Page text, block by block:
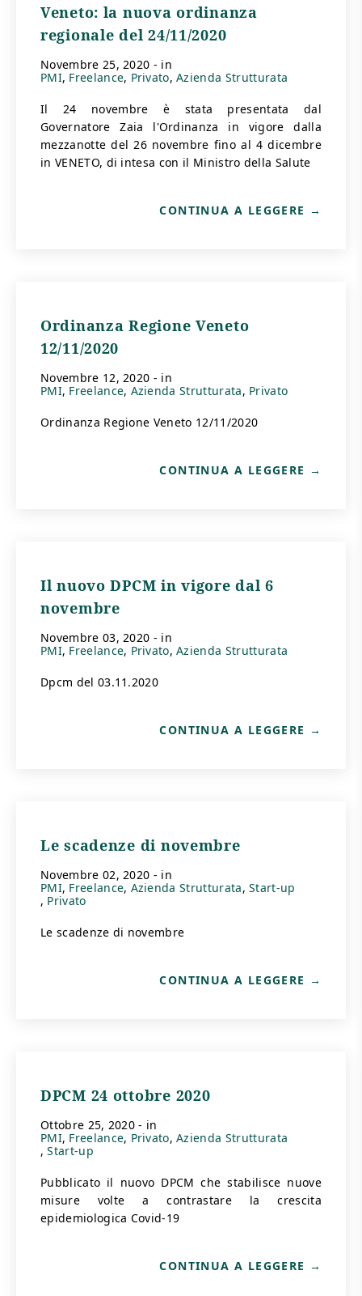
Veneto: la nuova ordinanza
regionale del 24/11/2020
novembre 25, 2020 - in
PMI Freelance Privato Azienda Strutturata
Il 24 novembre è stata presentata dal
Governatore Zaia l'Ordinanza in vigore dalla
mezzanotte del 26 novembre fino al 4 dicembre
in VENETO, di intesa con il Ministro della Salute
CONTINUA A LEGGERE
Ordinanza Regione Veneto
12/11/2020
novembre 12, 2020 - in
PMI Freelance Azienda Strutturata Privato
Ordinanza Regione Veneto 12/11/2020
CONTINUA A LEGGERE
Il nuovo DPCM in vigore dal 6
novembre
novembre 03, 2020 - in
PMI Freelance Privato Azienda Strutturata
Dpcm del 03.11.2020
CONTINUA A LEGGERE
Le scadenze di novembre
novembre 02, 2020 - in
PMI Freelance Azienda Strutturata Start-up
Privato
Le scadenze di novembre
CONTINUA A LEGGERE
DPCM 24 ottobre 2020
ottobre 25, 2020 - in
PMI Freelance Privato Azienda Strutturata
Start-up
Pubblicato il nuovo DPCM che stabilisce nuove
misure volte a contrastare la crescita
epidemiologica Covid-19
CONTINUA A LEGGERE